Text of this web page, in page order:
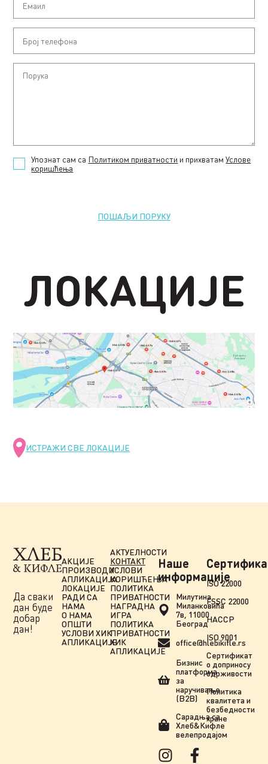
Упознат сам са Политиком приватности и прихватамУслове
коришћења
ПОШАЉИ ПОРУКУ
ЛОКАЦИЈЕ
ИСТРАЖИ СВЕ ЛОКАЦИЈЕ
Да сваки
дан буде
добар
дан!
АКЦИЈЕ
ПРОИЗВОДИ
АПЛИКАЦИЈА
ЛОКАЦИЈЕ
РАДИ СА
НАМА
О НАМА
ОПШТИ
УСЛОВИ ХИК
АПЛИКАЦИЈЕ
АКТУЕЛНОСТИ
КОНТАКТ
УСЛОВИ
КОРИШЋЕЊА
ПОЛИТИКА
ПРИВАТНОСТИ
НАГРАДНА
ИГРА
ПОЛИТИКА
ПРИВАТНОСТИ
ХИК
АПЛИКАЦИЈЕ
ISO 22000
FSSC 22000
HACCP
ISO 9001
Сертификат
о доприносу
одрживости
Политика
квалитета и
безбедности
хране
Наше
информације
Милутина
Миланковића
7в, 11000
Београд
office@hlebikifle.rs
Бизнис
платформа
за
наручивање
(B2B)
Сарадња сa
Хлеб&Кифле
велепродајом